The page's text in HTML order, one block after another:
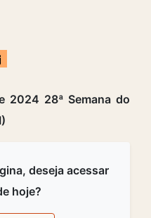
2024 28ª Semana do
deseja acessar
hoje?